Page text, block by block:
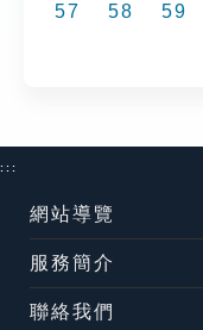
57
58 59
:::
網站導覽
服務簡介
聯絡我們